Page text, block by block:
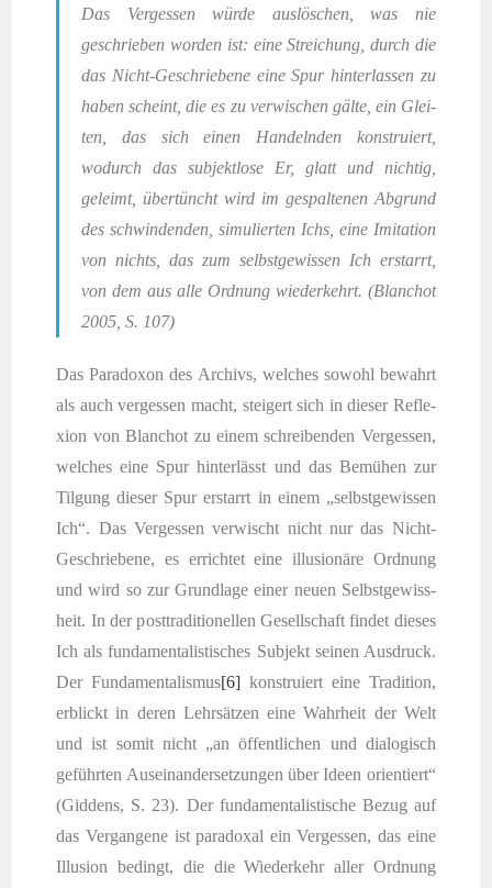
Das Ver­ges­sen wür­de aus­lö­schen, was nie
geschrie­ben wor­den ist: eine Strei­chung, durch die
das Nicht-Geschrie­be­ne eine Spur hin­ter­las­sen zu
haben scheint, die es zu ver­wi­schen gäl­te, ein Glei­
ten, das sich einen Han­deln­den kon­stru­iert,
wodurch das sub­jekt­lo­se Er, glatt und nich­tig,
geleimt, über­tüncht wird im gespal­te­nen Abgrund
des schwin­den­den, simu­lier­ten Ichs, eine Imi­ta­ti­on
von nichts, das zum selbst­ge­wis­sen Ich erstarrt,
von dem aus alle Ord­nung wie­der­kehrt. (Blan­chot
2005, S. 107)
Das Para­do­xon des Archivs, wel­ches sowohl bewahrt
als auch ver­ges­sen macht, stei­gert sich in die­ser Refle­
xi­on von Blan­chot zu einem schrei­ben­den Ver­ges­sen,
wel­ches eine Spur hin­ter­lässt und das Bemü­hen zur
Til­gung die­ser Spur erstarrt in einem „selbst­ge­wis­sen
Ich“. Das Ver­ges­sen ver­wischt nicht nur das Nicht-
Geschrie­be­ne, es errich­tet eine illu­sio­nä­re Ord­nung
und wird so zur Grund­la­ge einer neu­en Selbst­ge­wiss­
heit. In der post­tra­di­tio­nel­len Gesell­schaft fin­det die­ses
Ich als fun­da­men­ta­lis­ti­sches Sub­jekt sei­nen Aus­druck.
Der Fun­da­men­ta­lis­mus[6] kon­stru­iert eine Tra­di­ti­on,
erblickt in deren Lehr­sät­zen eine Wahr­heit der Welt
und ist somit nicht „an öffent­li­chen und dia­lo­gisch
geführ­ten Aus­ein­an­der­set­zun­gen über Ideen ori­en­tiert“
(Gid­dens, S. 23). Der fun­da­men­ta­lis­ti­sche Bezug auf
das Ver­gan­ge­ne ist para­doxal ein Ver­ges­sen, das eine
Illu­si­on bedingt, die die Wie­der­kehr aller Ord­nung